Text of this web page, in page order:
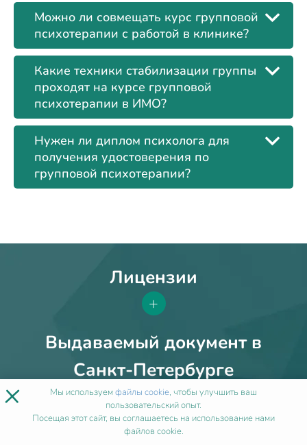
Можно ли совмещать курс групповой
психотерапии с работой в клинике?
Какие техники стабилизации группы
проходят на курсе групповой
психотерапии в ИМО?
Нужен ли диплом психолога для
получения удостоверения по
групповой психотерапии?
Лицензии
+
Выдаваемый документ в
Санкт-Петербурге
+
× Мы используемфайлы cookie, чтобы улучшить ваш
пользовательский опыт.
Посещая этот сайт, вы соглашаетесь на использование нами
файлов cookie.